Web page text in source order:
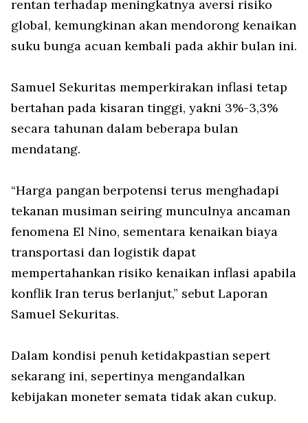
rentan terhadap meningkatnya aversi risiko
global, kemungkinan akan mendorong kenaikan
suku bunga acuan kembali pada akhir bulan ini.
Samuel Sekuritas memperkirakan inflasi tetap
bertahan pada kisaran tinggi, yakni 3%-3,3%
secara tahunan dalam beberapa bulan
mendatang.
“Harga pangan berpotensi terus menghadapi
tekanan musiman seiring munculnya ancaman
fenomena El Nino, sementara kenaikan biaya
transportasi dan logistik dapat
mempertahankan risiko kenaikan inflasi apabila
konflik Iran terus berlanjut,” sebut Laporan
Samuel Sekuritas.
Dalam kondisi penuh ketidakpastian sepert
sekarang ini, sepertinya mengandalkan
kebijakan moneter semata tidak akan cukup.